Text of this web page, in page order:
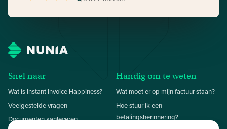
Snel naar
Wat is Instant Invoice Happiness?
Veelgestelde vragen
Documenten aanleveren
Handig om te weten
Wat moet er op mijn factuur staan?
Hoe stuur ik een
betalingsherinnering?